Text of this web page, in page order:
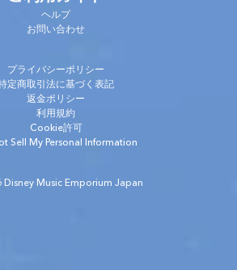
ヘルプ
お問い合わせ
プライバシーポリシー
定商取引法に基づく表記
返金ポリシー
利用規約
Cookie許可
Sell My Personal Information
Disney Music Emporium Japan